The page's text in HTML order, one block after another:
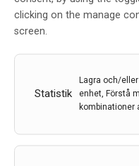
clicking on the manage
screen.
Statistik
Lagra och/
enhet, Förstå
kombinationer
från att utveckla
Alzheimers sjukdom.